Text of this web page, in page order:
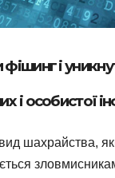
і
і особистої
шахрайства,